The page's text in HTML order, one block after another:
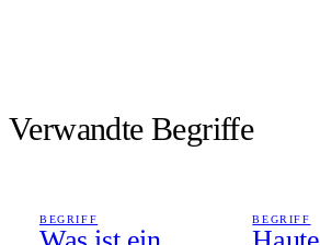
Verwandte Begriffe
BEGRIFF BEGRIFF